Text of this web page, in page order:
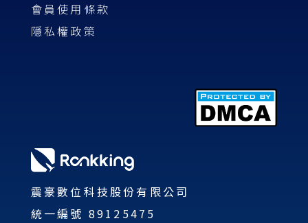
震豪數位科技股份有限公司
統一編號 89125475
會員使用條款
隱私權政策